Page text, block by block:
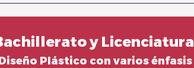
y Licenciatura
Plástico con varios énfasis